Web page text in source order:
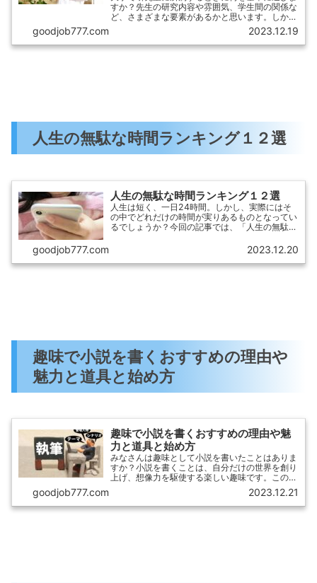
すか？先生の研究内容や雰囲気、学生間の関係な
ど、さまざまな要素があるかと思います。しか
し、中にはブラック研究室と呼ばれる特殊な環境
に陥ってしまうこともあります。この記事では、
ブラック研究室に関するあるあるエピソードや背
goodjob777.com 2023.12.19
人生の無駄な時間ランキング１２選
人生の無駄な時間ランキング１２選
人生は短く、一日24時間。しかし、実際にはそ
の中でどれだけの時間が実りあるものとなってい
るでしょうか？今回の記事では、「人生の無駄な
よって明暗が分かれることもあるかもしれませ
goodjob777.com 2023.12.20
趣味で小説を書くおすすめの理由や
魅力と道具と始め方
趣味で小説を書くおすすめの理由や魅
力と道具と始め方
みなさんは趣味として小説を書いたことはありま
すか？小説を書くことは、自分だけの世界を創り
上げ、想像力を駆使する楽しい趣味です。この記
事では、趣味として小説を書くことのおすすめの
理由や魅力、必要な道具や始め方についてご紹介
します。
goodjob777.com 2023.12.21